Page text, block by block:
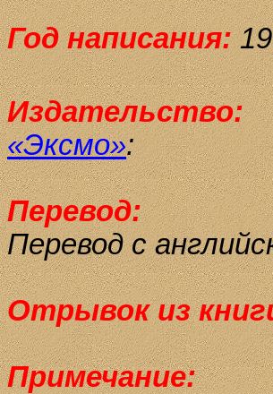
Год написания:
Издательство:
«Эксмо»:
Перевод:
Перевод с
Отрывок из
Примечание: